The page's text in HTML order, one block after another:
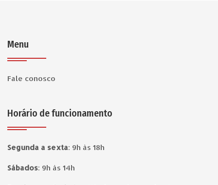
Menu
Fale conosco
Horário de funcionamento
Segunda a sexta: 9h às 18h
Sábados: 9h às 14h